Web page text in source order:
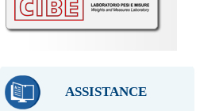
ASSISTANCE